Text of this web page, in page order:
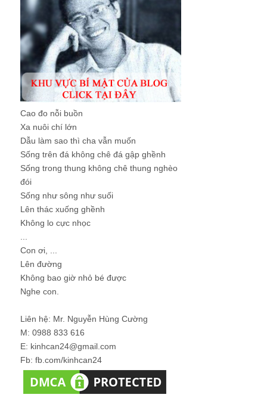
Cao đo nỗi buồn
Xa nuôi chí lớn
Dẫu làm sao thì cha vẫn muốn
Sống trên đá không chê đá gập ghềnh
Sống trong thung không chê thung nghèo
đói
Sống như sông như suối
Lên thác xuống ghềnh
Không lo cực nhọc
Con ơi, ...
Lên đường
Không bao giờ nhỏ bé được
Nghe con.
Liên hệ: Mr. Nguyễn Hùng Cường
M: 0988 833 616
E: kinhcan24@gmail.com
Fb: fb.com/kinhcan24